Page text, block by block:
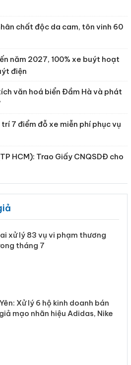
chất độc da cam, tôn vinh 60
năm 2027, 100% xe buýt hoạt
điện
văn hoá biển Đầm Hà và phát
7 điểm đỗ xe miễn phí phục vụ
HCM): Trao Giấy CNQSDĐ cho
xử lý 83 vụ vi phạm thương
tháng 7
Xử lý 6 hộ kinh doanh bán
mạo nhãn hiệu Adidas, Nike